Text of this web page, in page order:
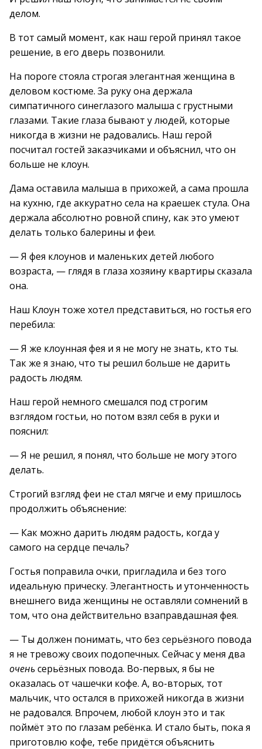
делом.
В тот самый момент, как наш герой принял такое
решение, в его дверь позвонили.
На пороге стояла строгая элегантная женщина в
деловом костюме. За руку она держала
симпатичного синеглазого малыша с грустными
глазами. Такие глаза бывают у людей, которые
никогда в жизни не радовались. Наш герой
посчитал гостей заказчиками и объяснил, что он
больше не клоун.
Дама оставила малыша в прихожей, а сама прошла
на кухню, где аккуратно села на краешек стула. Она
держала абсолютно ровной спину, как это умеют
делать только балерины и феи.
— Я фея клоунов и маленьких детей любого
возраста, — глядя в глаза хозяину квартиры сказала
она.
Наш Клоун тоже хотел представиться, но гостья его
перебила:
— Я же клоунная фея и я не могу не знать, кто ты.
Так же я знаю, что ты решил больше не дарить
радость людям.
Наш герой немного смешался под строгим
взглядом гостьи, но потом взял себя в руки и
пояснил:
— Я не решил, я понял, что больше не могу этого
делать.
Строгий взгляд феи не стал мягче и ему пришлось
продолжить объяснение:
— Как можно дарить людям радость, когда у
самого на сердце печаль?
Гостья поправила очки, пригладила и без того
идеальную прическу. Элегантность и утонченность
внешнего вида женщины не оставляли сомнений в
том, что она действительно взаправдашная фея.
— Ты должен понимать, что без серьёзного повода
я не тревожу своих подопечных. Сейчас у меня два
оченьсерьёзных повода. Во-первых, я бы не
оказалась от чашечки кофе. А, во-вторых, тот
мальчик, что остался в прихожей никогда в жизни
не радовался. Впрочем, любой клоун это и так
поймёт это по глазам ребёнка. И стало быть, пока я
приготовлю кофе, тебе придётся объяснить